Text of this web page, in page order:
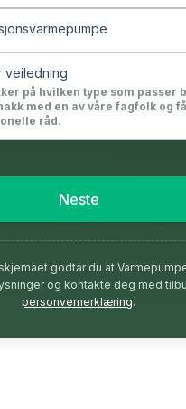
veiledning
på hvilken type som passer
med en av våre fagfolk og få
råd.
Neste
godtar du at
og kontakte deg med
personvernerklæring.